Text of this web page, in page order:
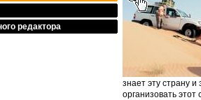
знает эту страну
организовать
редактора